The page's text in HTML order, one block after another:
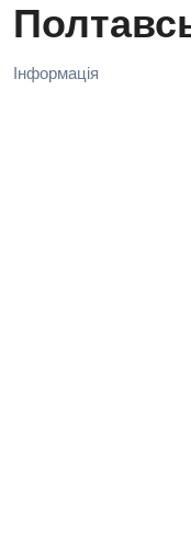
Інформація